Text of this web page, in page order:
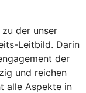
der unser
Leitbild. Darin
der
und reichen
alle Aspekte in